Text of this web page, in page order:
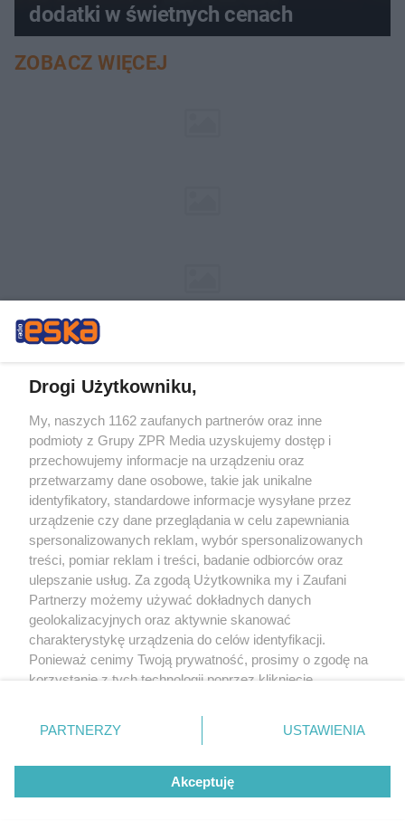
dodatki w świetnych cenach
ZOBACZ WIĘCEJ
Żaden utwór zamieszczony w serwisie nie może być powielany i
rozpowszechniany lub dalej rozpowszechniany w jakikolwiek sposób (w
tym także elektroniczny lub mechaniczny) na jakimkolwiek polu
eksploatacji w jakiejkolwiek formie, włącznie z umieszczaniem w Internecie
bez pisemnej zgody właściciela praw. Jakiekolwiek użycie lub
wykorzystanie utworów w całości lub w części z naruszeniem prawa, tzn.
bez właściwej zgody, jest zabronione pod groźbą kary i może być ścigane
Drogi Użytkowniku,
My, naszych 1162 zaufanych partnerów oraz inne
podmioty z Grupy ZPR Media uzyskujemy dostęp i
przechowujemy informacje na urządzeniu oraz
przetwarzamy dane osobowe, takie jak unikalne
identyfikatory, standardowe informacje wysyłane przez
urządzenie czy dane przeglądania w celu zapewniania
spersonalizowanych reklam, wybór spersonalizowanych
treści, pomiar reklam i treści, badanie odbiorców oraz
ulepszanie usług. Za zgodą Użytkownika my i Zaufani
Partnerzy możemy używać dokładnych danych
geolokalizacyjnych oraz aktywnie skanować
charakterystykę urządzenia do celów identyfikacji.
Ponieważ cenimy Twoją prywatność, prosimy o zgodę na
korzystanie z tych technologii poprzez kliknięcie
zmienić/wycofać klikając przycisk ustawień prywatności
znajdujący się w lewym dolnym rogu strony
rodzaje przetwarzania danych nie wymagają zgody
użytkownika, ale masz prawo sprzeciwić się takiemu
przetwarzaniu. Preferencje będą miały zastosowanie tylko
PARTNERZY USTAWIENIA
Akceptuję